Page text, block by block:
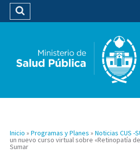
Biblioteca
Buscar
Inicio » Programas y Planes » Noticias CUS -
un nuevo curso virtual sobre «Retinopatía
Sumar